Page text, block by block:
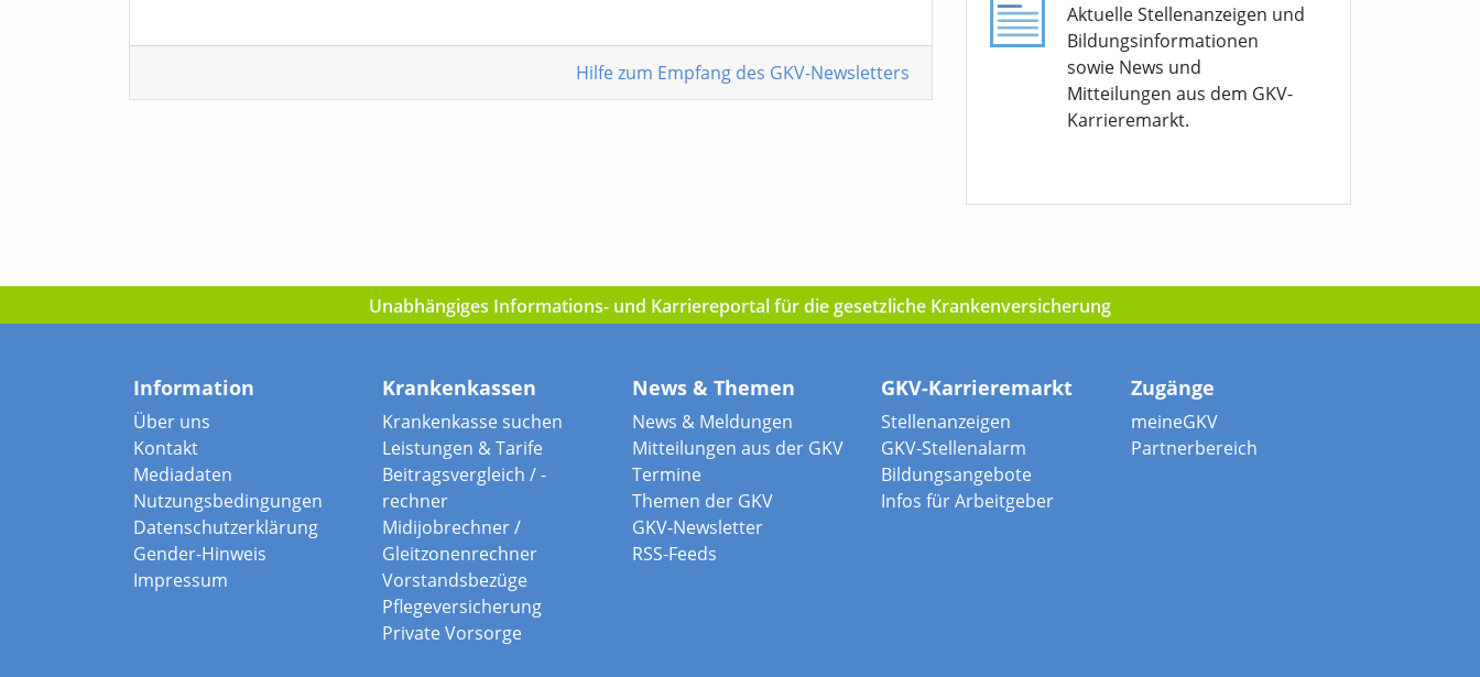
Hilfe zum Empfang des GKV-Newsletters
Aktuelle Stellenanzeigen und
Bildungsinformationen
sowie News und
Mitteilungen aus dem GKV-
Karrieremarkt.
Unabhängiges Informations- und Karriereportal für die gesetzliche Krankenversicherung
Information
Über uns
Kontakt
Mediadaten
Nutzungsbedingungen
Datenschutzerklärung
Gender-Hinweis
Impressum
Krankenkassen
Krankenkasse suchen
Leistungen & Tarife
Beitragsvergleich / -
rechner
Midijobrechner /
Gleitzonenrechner
Vorstandsbezüge
Pflegeversicherung
Private Vorsorge
News & Themen
News & Meldungen
Mitteilungen aus der GKV
Termine
Themen der GKV
GKV-Newsletter
RSS-Feeds
GKV-Karrieremarkt
Stellenanzeigen
GKV-Stellenalarm
Bildungsangebote
Infos für Arbeitgeber
Zugänge
meineGKV
Partnerbereich